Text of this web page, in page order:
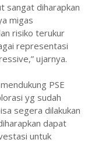
sangat diharapkan
migas
risiko terukur
representasi
ujarnya.
PSE
yg sudah
segera dilakukan
dapat
untuk